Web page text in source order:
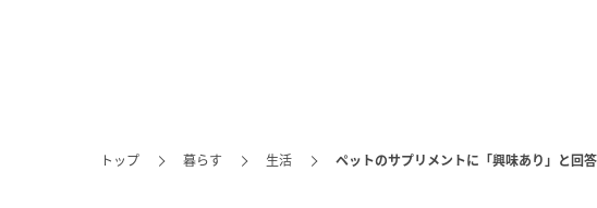
トップ 暮らす 生活 ペットのサプリメントに「興味あり」と回